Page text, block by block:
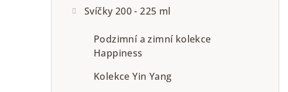
Svíčky 200 - 225 ml
Podzimní a zimní kolekce
Happiness
Kolekce Yin Yang